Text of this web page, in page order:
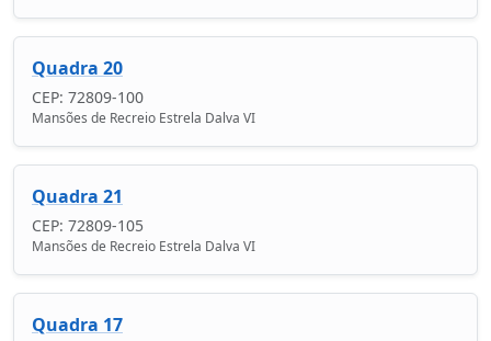
Quadra 20
CEP: 72809-100
Mansões de Recreio Estrela Dalva VI
Quadra 21
CEP: 72809-105
Mansões de Recreio Estrela Dalva VI
Quadra 17